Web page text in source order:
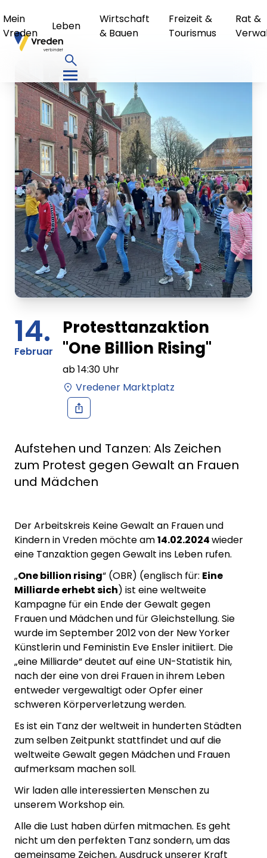
Mein
Vreden
Leben
Wirtschaft
& Bauen
Freizeit &
Tourismus
Rat &
14.
Februar
Protesttanzaktion
"One Billion Rising"
ab14:30 Uhr
Vredener Marktplatz
Aufstehen und Tanzen: Als Zeichen
zum Protest gegen Gewalt an Frauen
und Mädchen
Der Arbeitskreis Keine Gewalt an Frauen und
Kindern in Vreden möchte am14.02.2024wieder
eine Tanzaktion gegen Gewalt ins Leben rufen.
„One billion rising“ (OBR) (englisch für: Eine
Milliarde erhebt sich) ist eine weltweite
Kampagne für ein Ende der Gewalt gegen
Frauen und Mädchen und für Gleichstellung. Sie
wurde im September 2012 von der New Yorker
Künstlerin und Feministin Eve Ensler initiiert. Die
„eine Milliarde“ deutet auf eine UN-Statistik hin,
nach der eine von drei Frauen in ihrem Leben
entweder vergewaltigt oder Opfer einer
schweren Körperverletzung werden.
Es ist ein Tanz der weltweit in hunderten Städten
zum selben Zeitpunkt stattfindet und auf die
weltweite Gewalt gegen Mädchen und Frauen
aufmerksam machen soll.
Wir laden alle interessierten Menschen zu
unserem Workshop ein.
Alle die Lust haben dürfen mitmachen. Es geht
nicht um den perfekten Tanz sondern, um das
gemeinsame Zeichen,Ausdruck unserer Kraft